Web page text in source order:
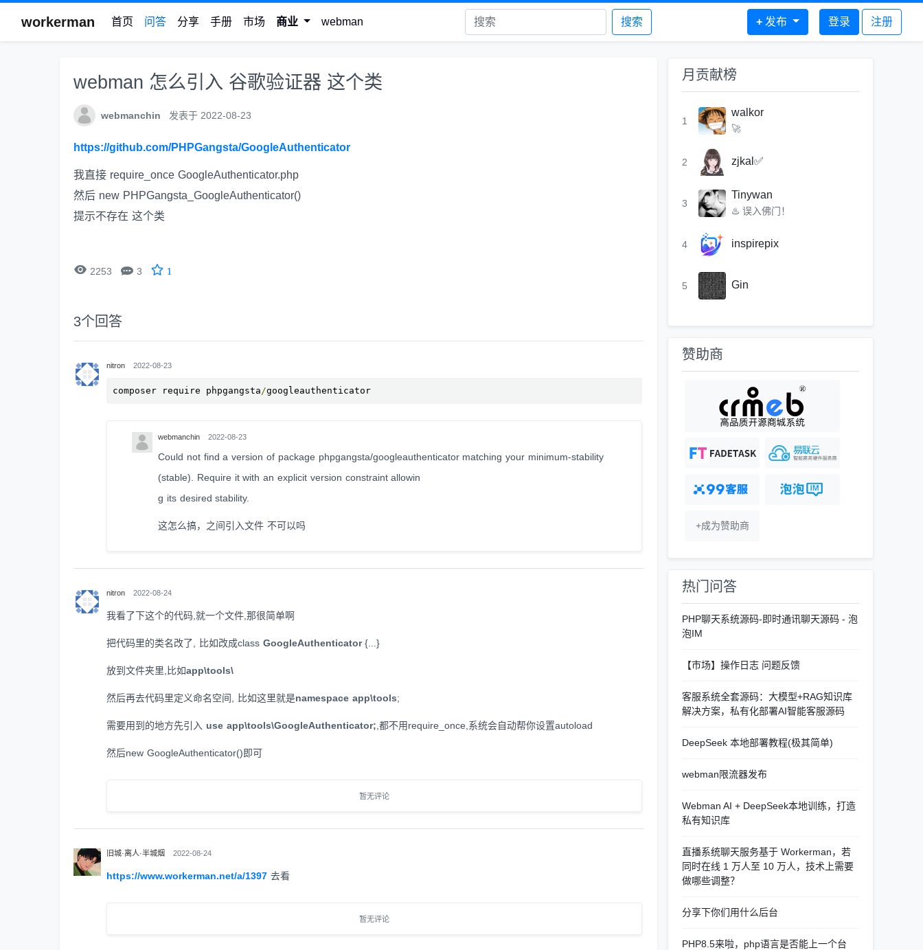
workerman 首页 问答 分享 手册 市场 商业 webman 搜索 + 发布 登录 注册
webman 怎么引入 谷歌验证器 这个类
webmanchin 发表于 2022-08-23
https://github.com/PHPGangsta/GoogleAuthenticator
我直接 require_once GoogleAuthenticator.php
然后 new PHPGangsta_GoogleAuthenticator()
提示不存在 这个类
 2253  3 1
3个回答
nitron 2022-08-23
composer require phpgangsta/googleauthenticator
webmanchin 2022-08-23
Could not find a version of package phpgangsta/googleauthenticator matching your minimum-stability
(stable). Require it with an explicit version constraint allowin
g its desired stability.
这怎么搞，之间引入文件 不可以吗
nitron 2022-08-24
我看了下这个的代码,就一个文件,那很简单啊
把代码里的类名改了, 比如改成class GoogleAuthenticator{...}
放到文件夹里,比如app\tools\
然后再去代码里定义命名空间, 比如这里就是namespace app\tools;
需要用到的地方先引入 use app\tools\GoogleAuthenticator; ,都不用require_once,系统会自动帮你设置autoload
然后new GoogleAuthenticator()即可
暂无评论
旧城·离人·半城烟 2022-08-24
https://www.workerman.net/a/1397 去看
暂无评论
月贡献榜
1
walkor
🚀
2 zjkal✅
3
Tinywan
♨️ 误入佛门！
4 inspirepix
5 Gin
赞助商
+成为赞助商
热门问答
PHP聊天系统源码-即时通讯聊天源码 - 泡
泡IM
【市场】操作日志 问题反馈
客服系统全套源码：大模型+RAG知识库
解决方案，私有化部署AI智能客服源码
DeepSeek 本地部署教程(极其简单)
webman限流器发布
Webman AI + DeepSeek本地训练，打造
私有知识库
直播系统聊天服务基于 Workerman，若
同时在线 1 万人至 10 万人，技术上需要
做哪些调整？
分享下你们用什么后台
PHP8.5来啦，php语言是否能上一个台